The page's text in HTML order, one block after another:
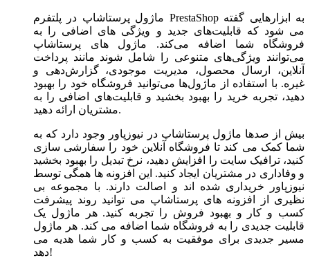
ماژول‌ پرستاشاپ در پلتفرم PrestaShop به ابزارهایی گفته
می شود که قابلیت‌های جدید و ویژگی های اضافی را به
فروشگاه شما اضافه می‌کند. ماژول های پرستاشاپ
می‌توانند ویژگی‌های متنوعی را شامل شوند مانند پرداخت
آنلاین، ارسال محصول، مدیریت موجودی، گزارش‌دهی و
غیره. با استفاده از ماژول‌ها می‌توانید فروشگاه خود را بهبود
دهید، تجربه خرید را بهبود بخشید و قابلیت‌های اضافی را به
مشتریان ارائه دهید.
بیش از صدها ماژول پرستاشاپ در نیوزپاور وجود دارد که به
شما کمک می کند تا فروشگاه آنلاین خود را سفارشی سازی
کنید، ترافیک سایت را افزایش دهید، نرخ تبدیل را بهبود بخشید
و وفاداری در مشتریان ایجاد کنید. این افزونه ها همگی توسط
نیوزپاور خریداری شده اند و اصالت دارند. با مجموعه بی
نظیری از افزونه های پرستاشاپ می توانید روند پیشرفت
کسب و کار و بهبود فروش را تجربه کنید. هر ماژول یک
قابلیت جدیدی را به فروشگاه شما اضافه می کند. هر ماژول
مسیر جدیدی برای موفقیت به کسب و کار شما هدیه می
دهد!